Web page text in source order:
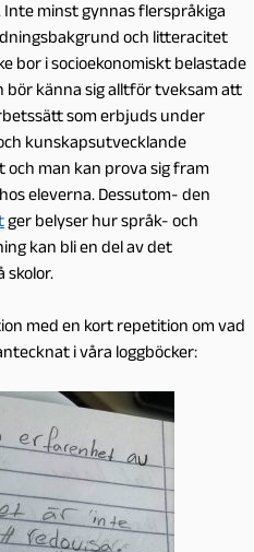
Inte minst gynnas flerspråkiga
och litteracitet
bor i socioekonomiskt belastade
bör känna sig alltför tveksam att
som erbjuds under
kunskapsutvecklande
man kan prova sig fram
eleverna. Dessutom- den
ger belyser hur språk- och
kan bli en del av det
med en kort repetition om vad
i våra loggböcker: